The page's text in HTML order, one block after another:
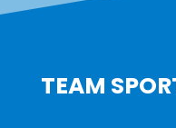
TEAM